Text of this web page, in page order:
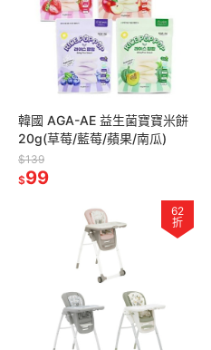
韓國 AGA-AE 益生菌寶寶米餅
20g(草莓/藍莓/蘋果/南瓜)
$139
$99
62
折